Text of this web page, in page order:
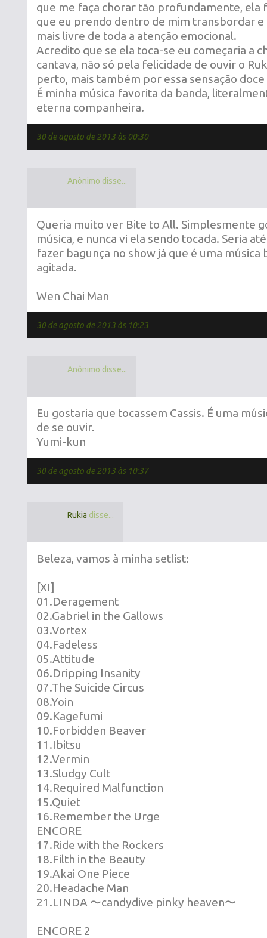
que me faça chorar tão profundamente, ela
que eu prendo dentro de mim transbordar e
mais livre de toda a atenção emocional.
Acredito que se ela toca-se eu começaria a
cantava, não só pela felicidade de ouvir o
perto, mais também por essa sensação
É minha música favorita da banda,
eterna companheira.
30 de agosto de 2013 às 00:30
Anônimo disse...
Queria muito ver Bite to All. Simplesmente
música, e nunca vi ela sendo tocada. Seria
fazer bagunça no show já que é uma música
agitada.
Wen Chai Man
30 de agosto de 2013 às 10:23
Anônimo disse...
Eu gostaria que tocassem Cassis. É uma
de se ouvir.
Yumi-kun
30 de agosto de 2013 às 10:37
Rukia disse...
Beleza, vamos à minha setlist:
[XI]
01.Deragement
02.Gabriel in the Gallows
03.Vortex
04.Fadeless
05.Attitude
06.Dripping Insanity
07.The Suicide Circus
08.Yoin
09.Kagefumi
10.Forbidden Beaver
11.Ibitsu
12.Vermin
13.Sludgy Cult
14.Required Malfunction
15.Quiet
16.Remember the Urge
ENCORE
17.Ride with the Rockers
18.Filth in the Beauty
19.Akai One Piece
20.Headache Man
21.LINDA 〜candydive pinky heaven〜
ENCORE 2